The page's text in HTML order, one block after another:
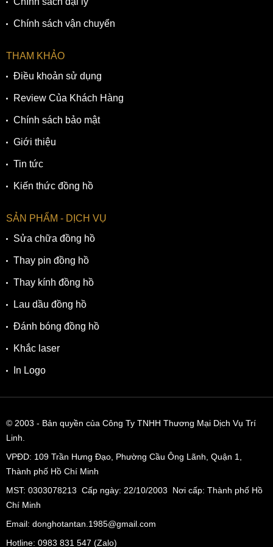
Trang bị chức năng radio-controlled cập nhật giờ theo
hoàn thiện bóng-mờ thẩm mỹ
Vỏ và dây đeo của đồng hồ Citizen AT9031-52L được chăm
chống ăn mòn thường thấy trong các loại đồng hồ chất
lượng cao. Bề mặt bộ vỏ và dây được hoàn thiện tinh xảo
các trang phục khác nhau. Bộ vỏ được chải xước ở mặt trên
và các mặt bên với độ hoàn thiện cao. Phần gờ và núm điều
namnày một vẻ ngoài tinh tế và thể thao.
Bộ vỏ thép chắc chắn 44mm phù hợp cổ tay 17cm trở lên với
Chính sách vận chuyển
THAM KHẢO
Điều khoản sử dụng
Review Của Khách Hàng
Chính sách bảo mật
Giới thiệu
Tin tức
Kiến thức đồng hồ
SẢN PHẨM - DỊCH VỤ
Sửa chữa đồng hồ
Thay pin đồng hồ
Thay kính đồng hồ
Lau dầu đồng hồ
Đánh bóng đồng hồ
Khắc laser
In Logo
© 2003 - Bản quyền của Công Ty TNHH Thương Mại Dịch Vụ Trí
Linh.
VPĐD: 109 Trần Hưng Đạo, Phường Cầu Ông Lãnh, Quận 1,
Thành phố Hồ Chí Minh
MST: 0303078213 Cấp ngày: 22/10/2003 Nơi cấp: Thành phố Hồ
Chí Minh
Email: donghotantan.1985@gmail.com
Hotline: 0983 831 547 (Zalo)